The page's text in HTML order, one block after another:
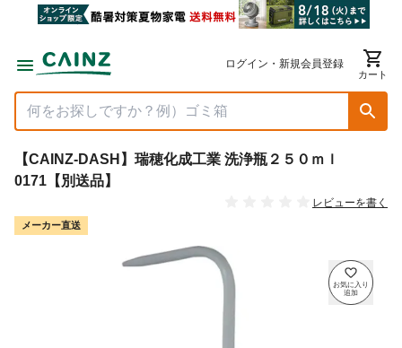
ログイン・新規会員登録
カート
【CAINZ-DASH】瑞穂化成工業 洗浄瓶２５０ｍｌ
0171【別送品】
レビューを書く
メーカー直送